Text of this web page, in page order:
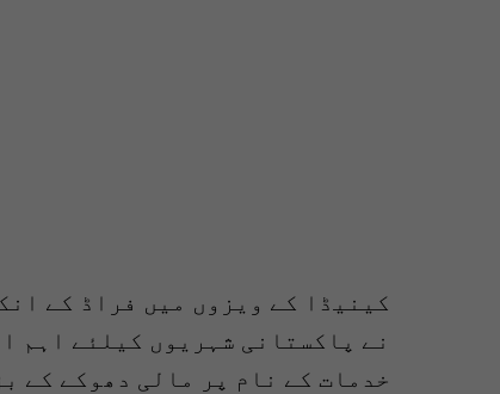
کینیڈا کے ویزوں میں فراڈ کے
نے پاکستانی شہریوں کیلئے اہم
خدمات کے نام پر مالی دھوکے کے